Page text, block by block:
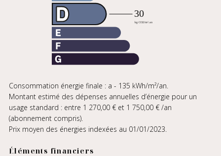
Consommation énergie finale : a - 135 kWh/m²/an.
Montant estimé des dépenses annuelles d’énergie pour un
usage standard : entre 1 270,00 € et 1 750,00 € /an
(abonnement compris).
Prix moyen des énergies indexées au 01/01/2023.
Éléments financiers